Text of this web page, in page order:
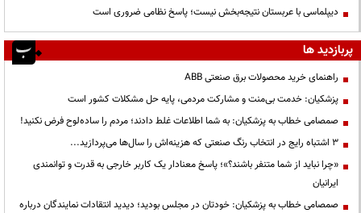
دیپلماسی با عربستان نتیجه‌بخش نیست؛ پاسخ نظامی ضروری است
پربازدید ها
راهنمای خرید محصولات برق صنعتی ABB
پزشکیان: خدمت بی‌منت و مشارکت مردمی، پایه حل مشکلات کشور است
صمصامی خطاب به پزشکیان: به شما اطلاعات غلط دادند؛ مردم را ساده‌لوح فرض نکنید!
3 اشتباه رایج در انتخاب رنگ صنعتی که هزینه‌اش را سال‌ها می‌پردازید...
«چرا نباید از شما متنفر باشند؟»؛ پاسخ معنادار یک کاربر خارجی به قدرت و توانمندی
ایرانیان
صمصامی خطاب به پزشکیان: خودتان در مجلس بودید؛ دیدید انتقادات نمایندگان درباره